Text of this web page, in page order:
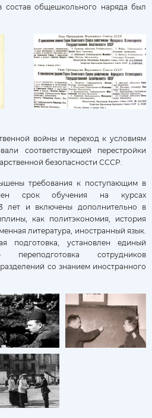
состав общешкольного наряда был
войны и переход к условиям
соответствующей перестройки
безопасности СССР.
требования к поступающим в
срок обучения на курсах
лет и включены дополнительно в
как политэкономия, история
литература, иностранный язык.
подготовка, установлен единый
сотрудников
со знанием иностранного